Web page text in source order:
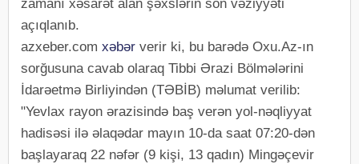
zamanı xəsarət alan şəxslərin son vəziyyəti
açıqlanıb.
azxeber.com xəbər verir ki, bu barədə Oxu.Az-ın
sorğusuna cavab olaraq Tibbi Ərazi Bölmələrini
İdarəetmə Birliyindən (TƏBİB) məlumat verilib:
"Yevlax rayon ərazisində baş verən yol-nəqliyyat
hadisəsi ilə əlaqədar mayın 10-da saat 07:20-dən
başlayaraq 22 nəfər (9 kişi, 13 qadın) Mingəçevir